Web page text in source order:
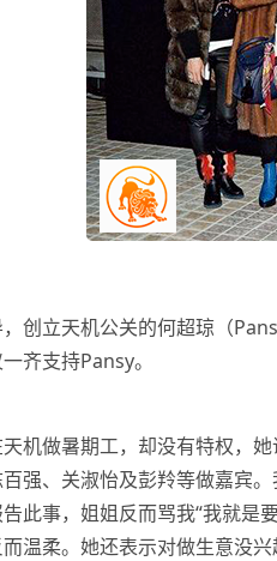
创立天机公关的何超琼（
齐支持Pansy。
机做暑期工，却没有特权，
强、关淑怡及彭羚等做嘉宾
此事，姐姐反而骂我“我就是
温柔。她还表示对做生意没